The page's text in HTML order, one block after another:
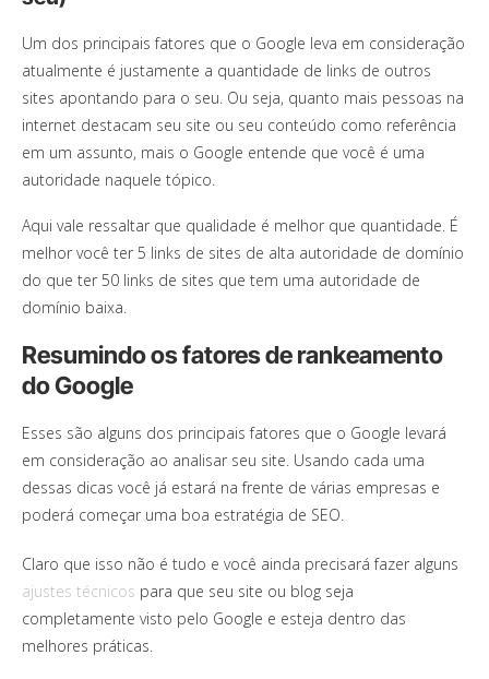
Um dos principais fatores que o Google leva em consideração
atualmente é justamente a quantidade de links de outros
sites apontando para o seu. Ou seja, quanto mais pessoas na
internet destacam seu site ou seu conteúdo como referência
em um assunto, mais o Google entende que você é uma
autoridade naquele tópico.
Aqui vale ressaltar que qualidade é melhor que quantidade. É
melhor você ter 5 links de sites de alta autoridade de domínio
do que ter 50 links de sites que tem uma autoridade de
domínio baixa.
Resumindo os fatores de rankeamento
do Google
Esses são alguns dos principais fatores que o Google levará
em consideração ao analisar seu site. Usando cada uma
dessas dicas você já estará na frente de várias empresas e
poderá começar uma boa estratégia de SEO.
Claro que isso não é tudo e você ainda precisará fazer alguns
ajustes técnicos para que seu site ou blog seja
completamente visto pelo Google e esteja dentro das
melhores práticas.